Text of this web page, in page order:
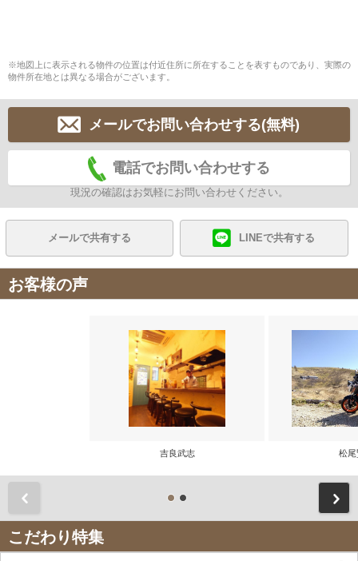
※地図上に表示される物件の位置は付近住所に所在することを表すものであり、実際の
物件所在地とは異なる場合がございます。
メールでお問い合わせする(無料)
電話でお問い合わせする
現況の確認はお気軽にお問い合わせください。
メールで共有する LINEで共有する
お客様の声
吉良武志 松尾
こだわり特集